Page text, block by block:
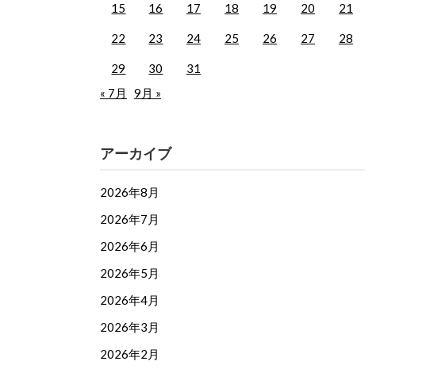
15 16 17 18 19 20 21
22 23 24 25 26 27 28
29 30
31
« 7月
9月 »
アーカイブ
2026年8月
2026年7月
2026年6月
2026年5月
2026年4月
2026年3月
2026年2月